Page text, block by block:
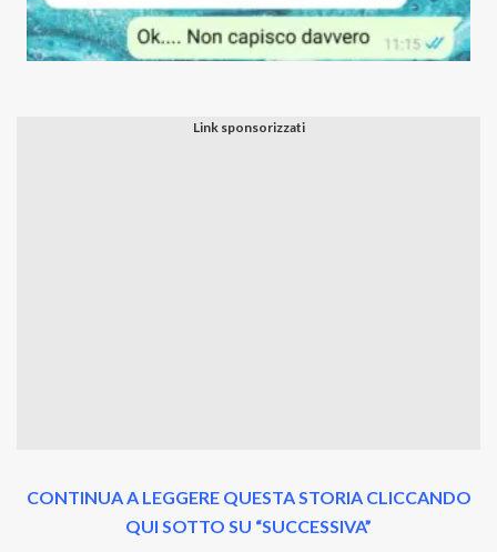
CONTINUA A LEGGERE QUESTA STORIA CLICCANDO
QUI SOTTO SU “SUCCESSIVA”